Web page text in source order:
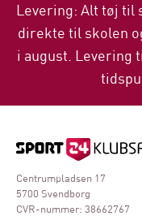
Levering: Alt tøj til
direkte til skolen
i august. Levering
Centrumpladsen 17
5700 Svendborg
CVR-nummer: 38662767